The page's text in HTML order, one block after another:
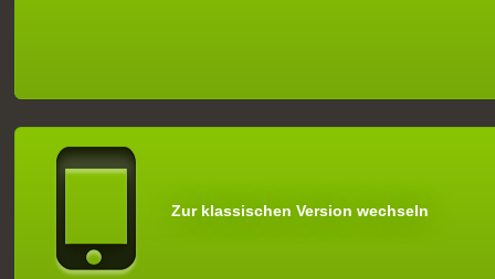
Zur klassischen Version wechseln